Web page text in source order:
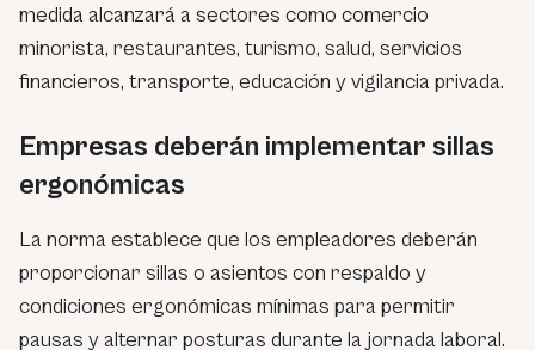
medida alcanzará a sectores como comercio
minorista, restaurantes, turismo, salud, servicios
financieros, transporte, educación y vigilancia privada.
Empresas deberán implementar sillas
ergonómicas
La norma establece que los empleadores deberán
proporcionar sillas o asientos con respaldo y
condiciones ergonómicas mínimas para permitir
pausas y alternar posturas durante la jornada laboral.